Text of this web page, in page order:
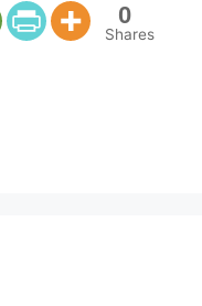
0
Shares